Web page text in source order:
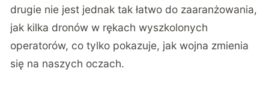
drugie nie jest jednak tak łatwo do zaaranżowania,
jak kilka dronów w rękach wyszkolonych
operatorów, co tylko pokazuje, jak wojna zmienia
się na naszych oczach.